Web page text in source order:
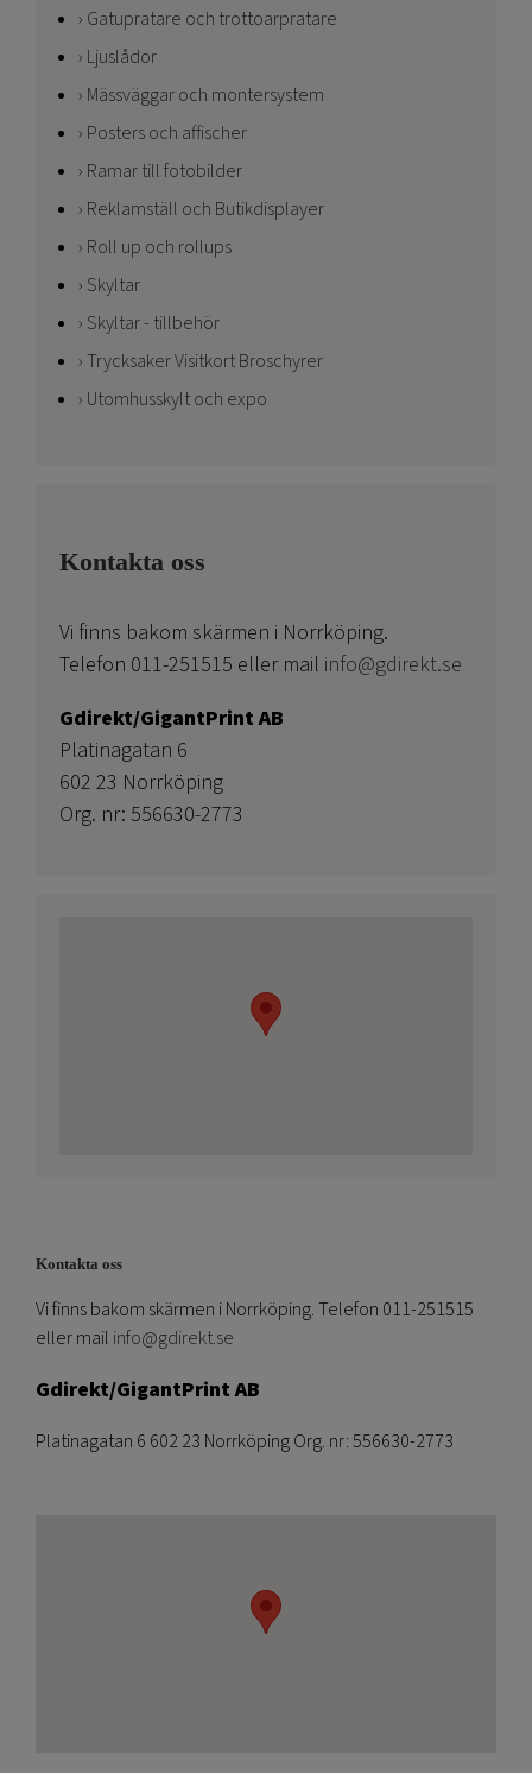
Gatupratare och trottoarpratare
Ljuslådor
Mässväggar och montersystem
Posters och affischer
Ramar till fotobilder
Reklamställ och Butikdisplayer
Roll up och rollups
Skyltar
Skyltar - tillbehör
Trycksaker Visitkort Broschyrer
Utomhusskylt och expo
Kontakta oss
Vi finns bakom skärmen i Norrköping.
Telefon 011-251515 eller mail info@gdirekt.se
Gdirekt/GigantPrint AB
Platinagatan 6
602 23 Norrköping
Org. nr: 556630-2773
Kontakta oss
Vi finns bakom skärmen i Norrköping. Telefon 011-251515
eller mail info@gdirekt.se
Gdirekt/GigantPrint AB
Platinagatan 6 602 23 Norrköping Org. nr: 556630-2773